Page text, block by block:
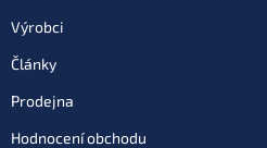
Výrobci
Články
Prodejna
Hodnocení obchodu